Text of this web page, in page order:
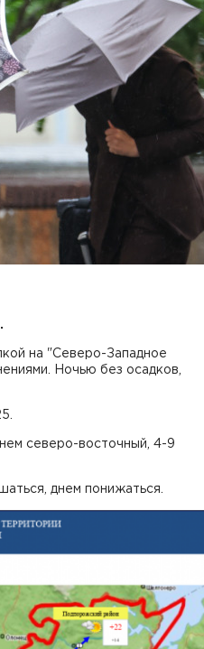
на "Северо-Западное
Ночью без осадков,
северо-восточный, 4-9
днем понижаться.